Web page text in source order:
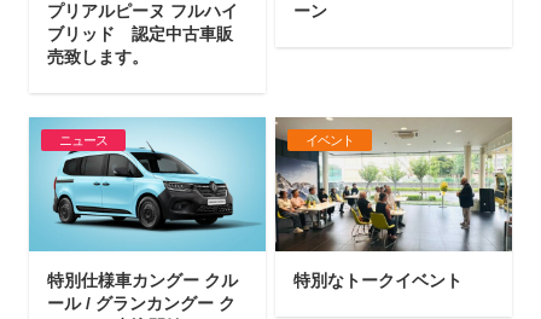
プリアルピーヌ フルハイ
ブリッド 認定中古車販
売致します。
ーン
ニュース
特別仕様車カングー クル
ール / グランカングー ク
イベント
特別なトークイベント